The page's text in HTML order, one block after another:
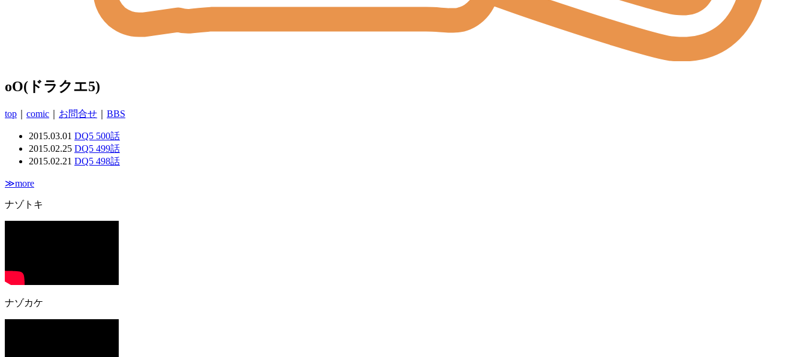
oO(ドラクエ5)
top comic お問合せ BBS
2015.03.01 DQ5 500話
2015.02.25 DQ5 499話
2015.02.21 DQ5 498話
≫more
ナゾトキ
ナゾカケ